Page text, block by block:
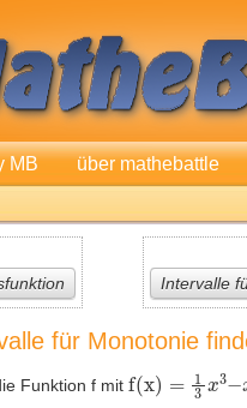
MB über mathebattle
Intervalle
für Monotonie
Funktion f mit